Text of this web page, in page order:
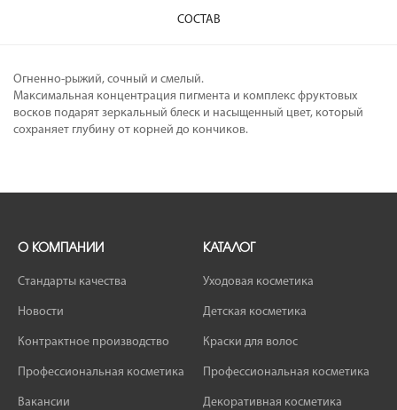
СОСТАВ
Огненно-рыжий, сочный и смелый.
Максимальная концентрация пигмента и комплекс фруктовых
восков подарят зеркальный блеск и насыщенный цвет, который
сохраняет глубину от корней до кончиков.
О КОМПАНИИ
Стандарты качества
Новости
Контрактное производство
Профессиональная косметика
Вакансии
КАТАЛОГ
Уходовая косметика
Детская косметика
Краски для волос
Профессиональная косметика
Декоративная косметика